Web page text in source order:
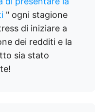
" ogni stagione
di iniziare a
dei redditi e la
sia stato